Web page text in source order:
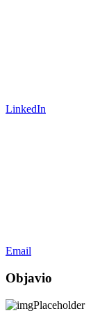
LinkedIn
Email
Objavio